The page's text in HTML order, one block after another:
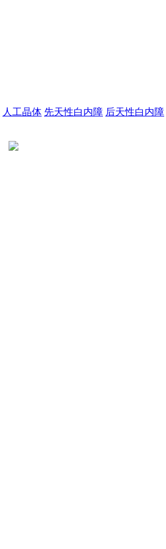
人工晶体 先天性白内障 后天性白内障